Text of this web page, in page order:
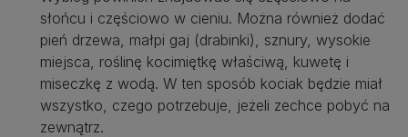
słońcu i częściowo w cieniu. Można również dodać
pień drzewa, małpi gaj (drabinki), sznury, wysokie
miejsca, roślinę kocimiętkę właściwą, kuwetę i
miseczkę z wodą. W ten sposób kociak będzie miał
wszystko, czego potrzebuje, jeżeli zechce pobyć na
zewnątrz.